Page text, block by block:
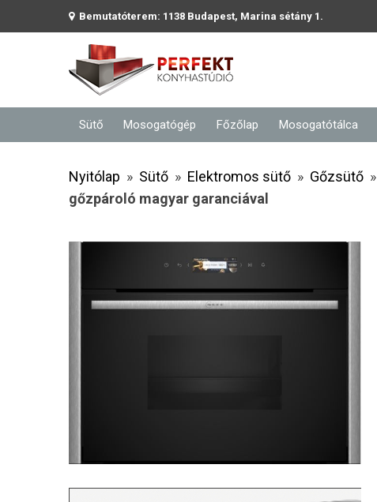
Bemutatóterem: 1138 Budapest, Marina sétány 1.
Sütő Mosogatógép Főzőlap Mosogatótálca
Nyitólap » Sütő » Elektromos sütő » Gőzsütő »
gőzpároló magyar garanciával